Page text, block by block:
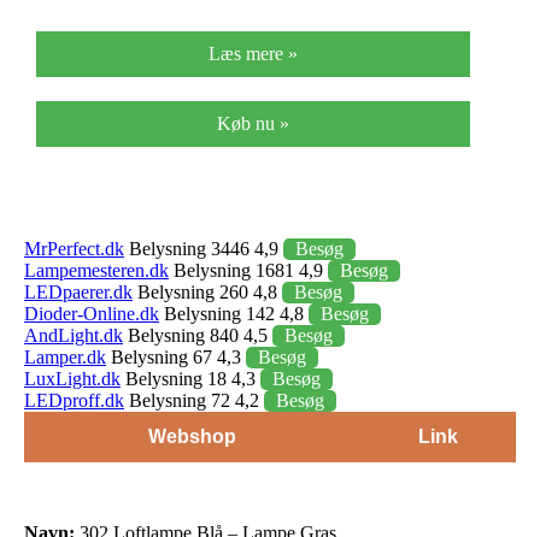
Læs mere »
Køb nu »
MrPerfect.dk Belysning 3446 4,9
Besøg
Lampemesteren.dk Belysning 1681 4,9
Besøg
LEDpaerer.dk Belysning 260 4,8
Besøg
Dioder-Online.dk Belysning 142 4,8
Besøg
AndLight.dk Belysning 840 4,5
Besøg
Lamper.dk Belysning 67 4,3
Besøg
LuxLight.dk Belysning 18 4,3
Besøg
LEDproff.dk Belysning 72 4,2
Besøg
Webshop
Link
Navn: 302 Loftlampe Blå – Lampe Gras